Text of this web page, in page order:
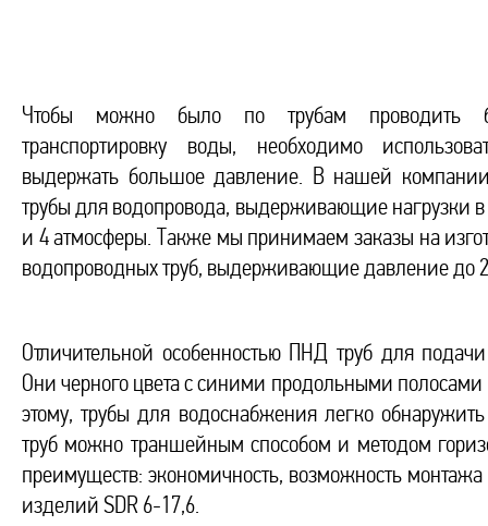
Чтобы можно было по трубам проводить
транспортировку воды, необходимо
выдержать большое давление. В нашей
трубы для водопровода, выдерживающие нагрузки в
и 4 атмосферы. Также мы принимаем заказы на
водопроводных труб, выдерживающие давление до
Отличительной особенностью ПНД труб для
Они черного цвета с синими продольными
этому, трубы для водоснабжения легко
труб можно траншейным способом и методом
преимуществ: экономичность, возможность
изделий SDR 6-17,6.